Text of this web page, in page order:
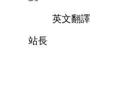
英文翻譯
站長